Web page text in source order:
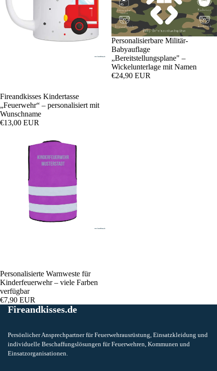
Fireandkisses Kindertasse
„Feuerwehr“ – personalisiert mit
Wunschname
€13,00 EUR
Personalisierbare Militär-
Babyauflage
„Bereitstellungsplane" –
Wickelunterlage mit Namen
€24,90 EUR
Personalisierte Warnweste für
Kinderfeuerwehr – viele Farben
verfügbar
€7,90 EUR
Fireandkisses.de
Persönlicher Ansprechpartner für Feuerwehrausrüstung, Einsatzkleidung und
individuelle Beschaffungslösungen für Feuerwehren, Kommunen und
Einsatzorganisationen.